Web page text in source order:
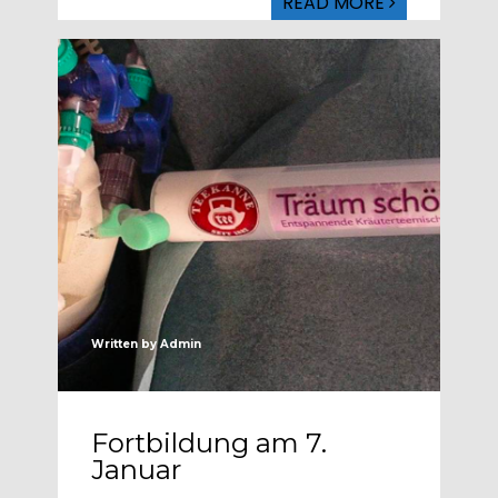
Written byAdmin
Fortbildung am 7.
Januar